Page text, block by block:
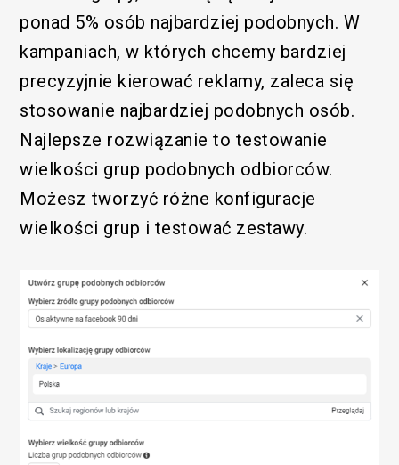
ponad 5% osób najbardziej podobnych. W
kampaniach, w których chcemy bardziej
precyzyjnie kierować reklamy, zaleca się
stosowanie najbardziej podobnych osób.
Najlepsze rozwiązanie to testowanie
wielkości grup podobnych odbiorców.
Możesz tworzyć różne konfiguracje
wielkości grup i testować zestawy.